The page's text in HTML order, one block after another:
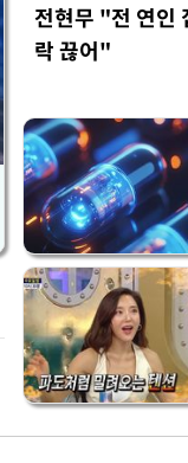
전현무 "전 연인
락 끊어"